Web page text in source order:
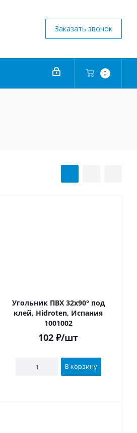
Заказать звонок
0
Угольник ПВХ 32х90° под
клей, Hidroten, Испания
1001002
102 ₽/шт
В корзину